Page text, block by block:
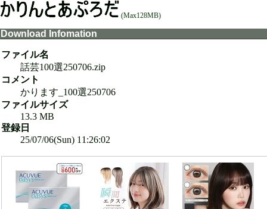
(Max128MB)
Download Infomation
ファイル名
話芸100選250706.zip
コメント
かります_100選250706
ファイルサイズ
13.3 MB
登録日
25/07/06(Sun) 11:26:02